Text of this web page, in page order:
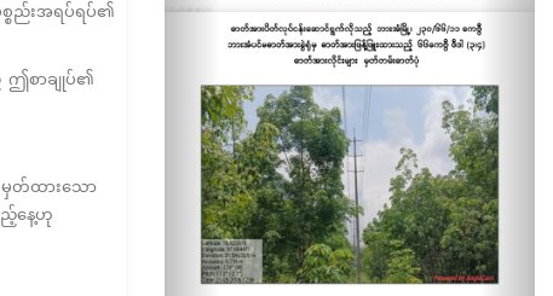
ပစ္စည်းအရပ်ရပ်၏
ဤစာချုပ်၏
တ်ထားသော
ည့်နေ့ဟု